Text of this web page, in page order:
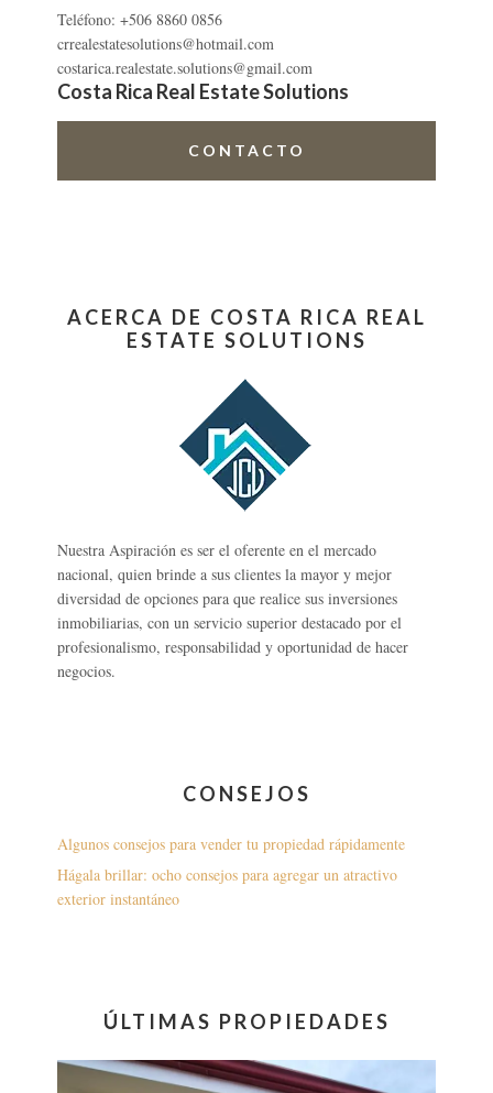
Teléfono: +506 8860 0856
crrealestatesolutions@hotmail.com
costarica.realestate.solutions@gmail.com
Costa Rica Real Estate Solutions
CONTACTO
ACERCA DE COSTA RICA REAL
ESTATE SOLUTIONS
Nuestra Aspiración es ser el oferente en el mercado
nacional, quien brinde a sus clientes la mayor y mejor
diversidad de opciones para que realice sus inversiones
inmobiliarias, con un servicio superior destacado por el
profesionalismo, responsabilidad y oportunidad de hacer
negocios.
CONSEJOS
Algunos consejos para vender tu propiedad rápidamente
Hágala brillar: ocho consejos para agregar un atractivo
exterior instantáneo
ÚLTIMAS PROPIEDADES